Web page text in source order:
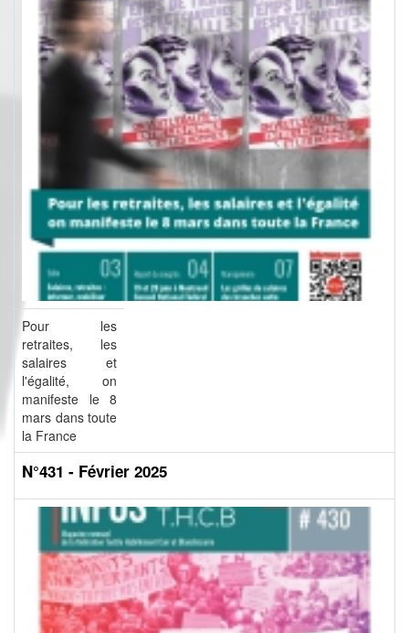
Pour les
retraites, les
salaires et
l'égalité, on
manifeste le 8
mars dans toute
la France
N°431 - Février 2025